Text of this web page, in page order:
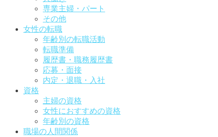
専業主婦・パート
その他
女性の転職
年齢別の転職活動
転職準備
履歴書・職務履歴書
応募・面接
内定・退職・入社
資格
主婦の資格
女性におすすめの資格
年齢別の資格
職場の人間関係